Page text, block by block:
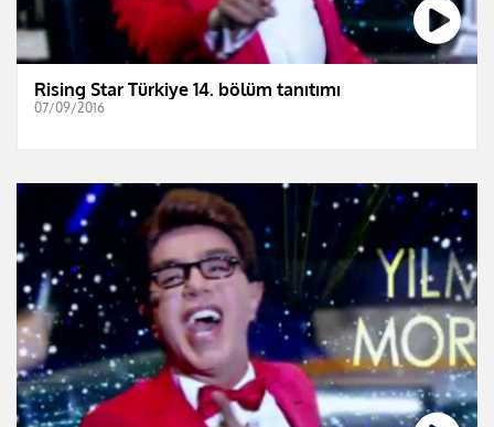
Rising Star Türkiye 14. bölüm tanıtımı
07/09/2016